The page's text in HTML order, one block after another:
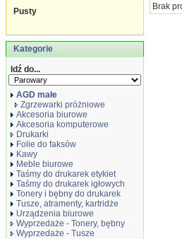
Pusty
Kategorie
Idź do...
AGD małe
Zgrzewarki próżniowe
Akcesoria biurowe
Akcesoria komputerowe
Drukarki
Folie do faksów
Kawy
Meble biurowe
Taśmy do drukarek etykiet
Taśmy do drukarek igłowych
Tonery i bębny do drukarek
Tusze, atramenty, kartridże
Urządzenia biurowe
Wyprzedaże - Tonery, bębny
Wyprzedaże - Tusze
Brak